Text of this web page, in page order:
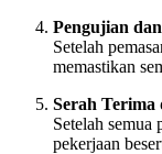
Pengujian
Setelah
memastikan
Serah Terima
Setelah semua
pekerjaan